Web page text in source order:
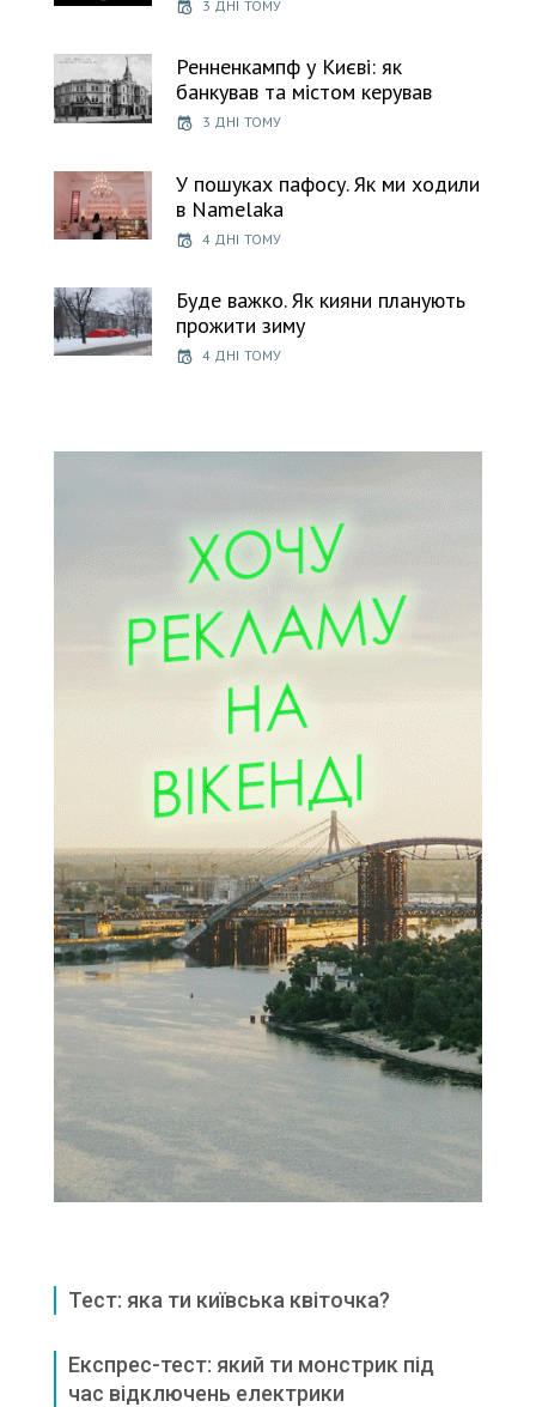
3 ДНІ ТОМУ
Ренненкампф у Києві: як
банкував та містом керував
3 ДНІ ТОМУ
У пошуках пафосу. Як ми ходили
в Namelaka
4 ДНІ ТОМУ
Буде важко. Як кияни планують
прожити зиму
4 ДНІ ТОМУ
Тест: яка ти київська квіточка?
Експрес-тест: який ти монстрик під
час відключень електрики